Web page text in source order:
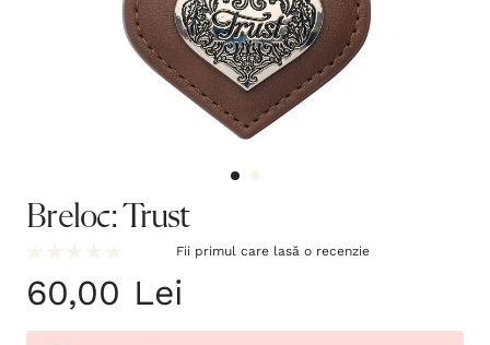
Breloc: Trust
Fii primul care lasă o recenzie
60,00 Lei